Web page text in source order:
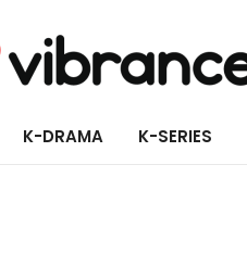
K-DRAMA K-SERIES